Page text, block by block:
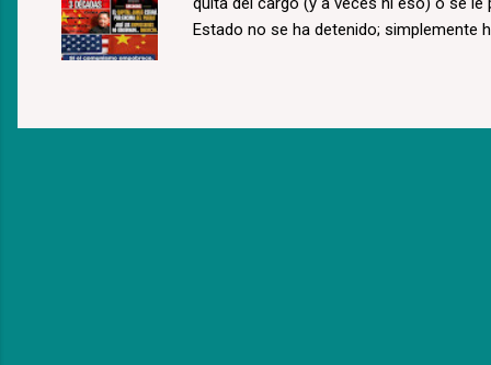
Estado no se ha detenido; simplemente